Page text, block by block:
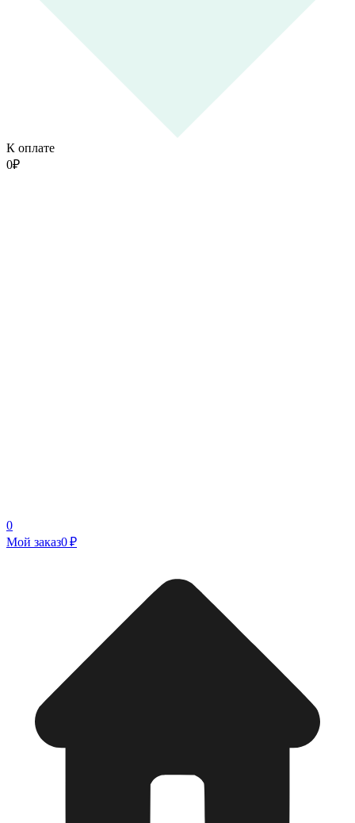
К оплате
0₽
0
Мой заказ0 ₽